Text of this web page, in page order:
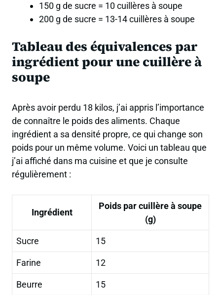
150 g de sucre = 10 cuillères à soupe
200 g de sucre = 13-14 cuillères à soupe
Tableau des équivalences par
ingrédient pour une cuillère à
soupe
Après avoir perdu 18 kilos, j’ai appris l’importance
de connaître le poids des aliments. Chaque
ingrédient a sa densité propre, ce qui change son
poids pour un même volume. Voici un tableau que
j’ai affiché dans ma cuisine et que je consulte
régulièrement :
Ingrédient
Poids par cuillère à soupe
(g)
Sucre 15
Farine 12
Beurre 15